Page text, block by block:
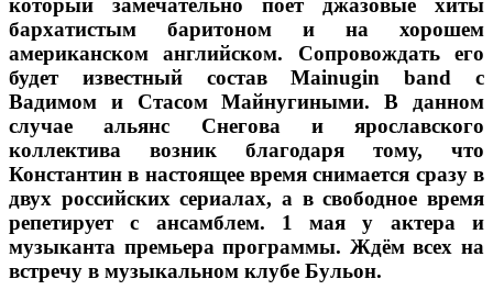
бархатистым баритоном и на хорошем
американском английском. Сопровождать его
будет известный состав Mainugin band с
Вадимом и Стасом Майнугиными. В данном
случае альянс Снегова и ярославского
коллектива возник благодаря тому, что
Константин в настоящее время снимается сразу в
двух российских сериалах, а в свободное время
репетирует с ансамблем. 1 мая у актера и
музыканта премьера программы. Ждём всех на
встречу в музыкальном клубе Бульон.